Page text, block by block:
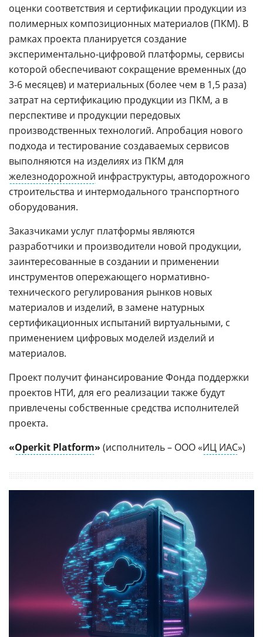
оценки соответствия и сертификации продукции из
полимерных композиционных материалов (ПКМ). В
рамках проекта планируется создание
экспериментально-цифровой платформы, сервисы
которой обеспечивают сокращение временных (до
3-6 месяцев) и материальных (более чем в 1,5 раза)
затрат на сертификацию продукции из ПКМ, а в
перспективе и продукции передовых
производственных технологий. Апробация нового
подхода и тестирование создаваемых сервисов
выполняются на изделиях из ПКМ для
железнодорожной инфраструктуры, автодорожного
строительства и интермодального транспортного
оборудования.
Заказчиками услуг платформы являются
разработчики и производители новой продукции,
заинтересованные в создании и применении
инструментов опережающего нормативно-
технического регулирования рынков новых
материалов и изделий, в замене натурных
сертификационных испытаний виртуальными, с
применением цифровых моделей изделий и
материалов.
Проект получит финансирование Фонда поддержки
проектов НТИ, для его реализации также будут
привлечены собственные средства исполнителей
проекта.
«Operkit Platform» (исполнитель – ООО «ИЦ ИАС»)